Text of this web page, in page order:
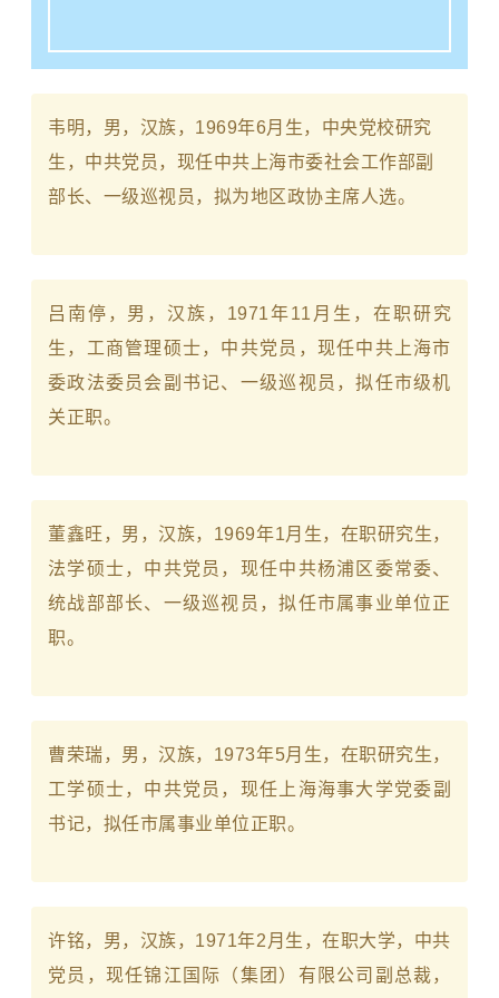
韦明，男，汉族，1969年6月生，中央党校研究
生，中共党员，现任中共上海市委社会工作部副
部长、一级巡视员，拟为地区政协主席人选。
吕南停，男，汉族，1971年11月生，在职研究
生，工商管理硕士，中共党员，现任中共上海市
委政法委员会副书记、一级巡视员，拟任市级机
关正职。
董鑫旺，男，汉族，1969年1月生，在职研究生，
法学硕士，中共党员，现任中共杨浦区委常委、
统战部部长、一级巡视员，拟任市属事业单位正
职。
曹荣瑞，男，汉族，1973年5月生，在职研究生，
工学硕士，中共党员，现任 上海海事大学党委副
书记，拟任市属事业单位正职。
许铭，男，汉族，1971年2月生，在职大学，中共
党员，现任锦江国际（集团）有限公司副总裁，